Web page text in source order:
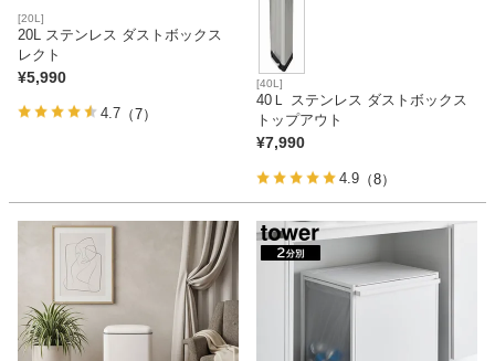
[20L]
20L ステンレス ダストボックス
レクト
¥5,990
4.7 （7）
[40L]
40Ｌ ステンレス ダストボックス
トップアウト
¥7,990
4.9 （8）